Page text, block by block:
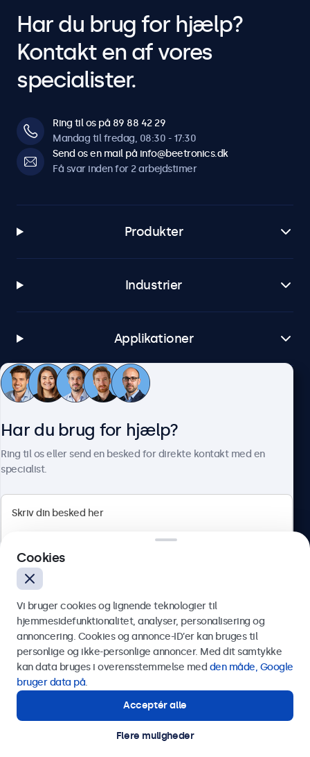
Har du brug for hjælp?
Kontakt en af vores
specialister.
Ring til os på 89 88 42 29
Mandag til fredag, 08:30 - 17:30
Send os en mail på info@beetronics.dk
Få svar inden for 2 arbejdstimer
Produkter
Industrier
Applikationer
Kundeservice
Herstedøstervej 27-29, unit A, 2620 Albertslund, Danmark
Dansk
© 2026 Beetronics
Har du brug for hjælp?
Ring til os eller send en besked for direkte kontakt med en
specialist.
Send
Eller ring til os på
Kontakt vores specialister.
Cookies
Vi bruger cookies og lignende teknologier til
hjemmesidefunktionalitet, analyser, personalisering og
annoncering. Cookies og annonce-ID’er kan bruges til
personlige og ikke-personlige annoncer. Med dit samtykke
kan data bruges i overensstemmelse med den måde, Google
bruger data på.
Acceptér alle
Flere muligheder